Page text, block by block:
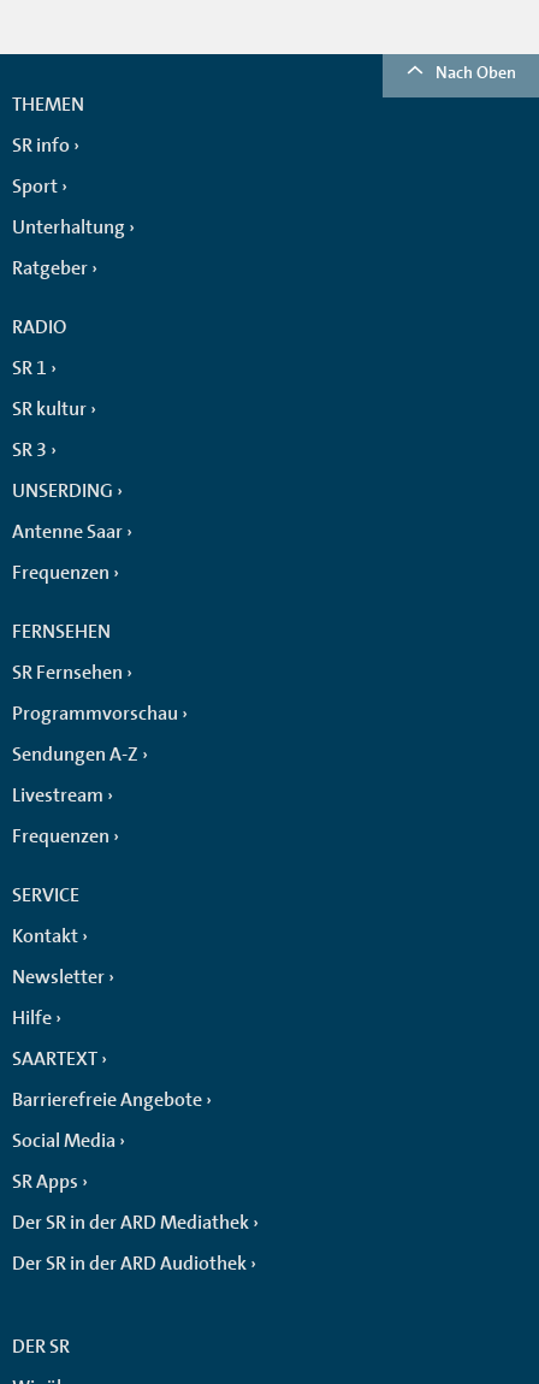
Nach Oben
THEMEN
SR info
Sport
Unterhaltung
Ratgeber
RADIO
SR 1
SR kultur
SR 3
UNSERDING
Antenne Saar
Frequenzen
FERNSEHEN
SR Fernsehen
Programmvorschau
Sendungen A-Z
Livestream
Frequenzen
SERVICE
Kontakt
Newsletter
Hilfe
SAARTEXT
Barrierefreie Angebote
Social Media
SR Apps
Der SR in der ARD Mediathek
Der SR in der ARD Audiothek
DER SR